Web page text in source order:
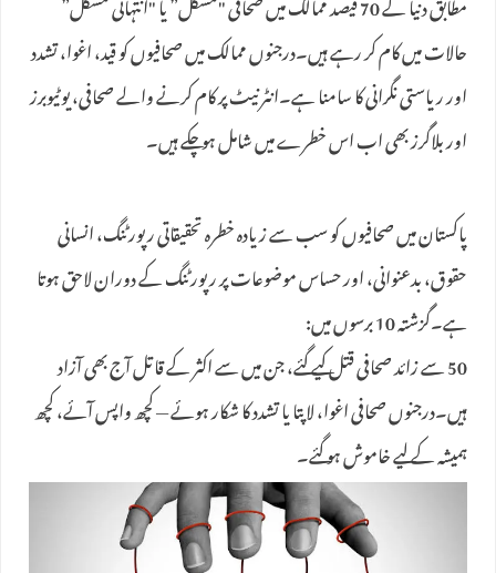
مطابق دنیا کے 70 فیصد ممالک میں صحافی "مشکل” یا "انتہائی مشکل”
حالات میں کام کر رہے ہیں۔درجنوں ممالک میں صحافیوں کو قید، اغوا، تشدد
اور ریاستی نگرانی کا سامنا ہے۔انٹرنیٹ پر کام کرنے والے صحافی، یوٹیوبرز
اور بلاگرز بھی اب اس خطرے میں شامل ہو چکے ہیں۔
پاکستان میں صحافیوں کو سب سے زیادہ خطرہ تحقیقاتی رپورٹنگ، انسانی
حقوق، بدعنوانی، اور حساس موضوعات پر رپورٹنگ کے دوران لاحق ہوتا
ہے۔گزشتہ 10 برسوں میں:
50 سے زائد صحافی قتل کیے گئے، جن میں سے اکثر کے قاتل آج بھی آزاد
ہیں۔درجنوں صحافی اغوا، لاپتا یا تشدد کا شکار ہوئے — کچھ واپس آئے، کچھ
ہمیشہ کے لیے خاموش ہو گئے۔